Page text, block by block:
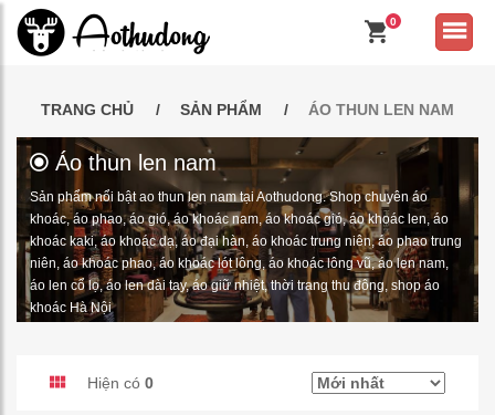
0
TRANG CHỦ SẢN PHẨM ÁO THUN LEN NAM
Áo thun len nam
Sản phẩm nổi bật ao thun len nam tại Aothudong. Shop chuyên áo
khoác, áo phao, áo gió, áo khoác nam, áo khoác gió, áo khoác len, áo
khoác kaki, áo khoác dạ, áo đại hàn, áo khoác trung niên, áo phao trung
niên, áo khoác phao, áo khoác lót lông, áo khoác lông vũ, áo len nam,
áo len cổ lọ, áo len dài tay, áo giữ nhiệt, thời trang thu đông, shop áo
khoác Hà Nội
Hiện có 0